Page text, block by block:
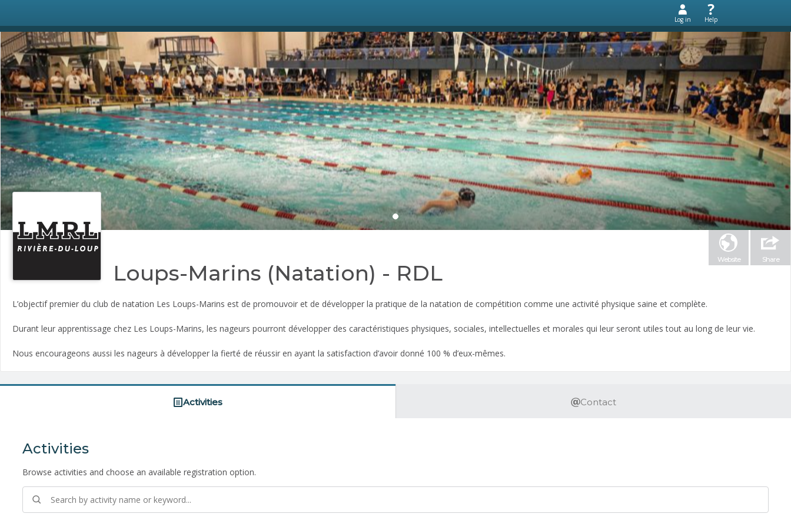
Log in Help
Website Share
Loups-Marins (Natation) - RDL
L’objectif premier du club de natation Les Loups-Marins est de promouvoir et de développer la pratique de la natation de compétition comme une activité physique saine et complète.
Durant leur apprentissage chez Les Loups-Marins, les nageurs pourront développer des caractéristiques physiques, sociales, intellectuelles et morales qui leur seront utiles tout au long de leur vie.
Nous encourageons aussi les nageurs à développer la fierté de réussir en ayant la satisfaction d’avoir donné 100 % d’eux-mêmes.
Activities Contact
Activities
Browse activities and choose an available registration option.